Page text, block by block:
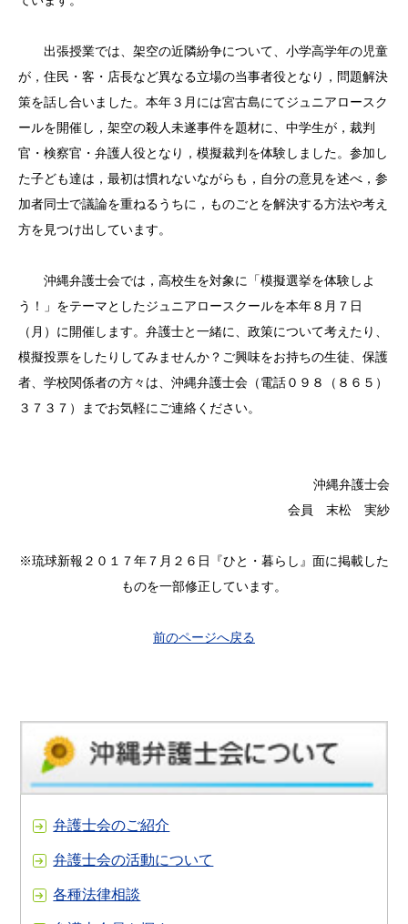
出張授業では、架空の近隣紛争について、小学高学年の児童
が，住民・客・店長など異なる立場の当事者役となり，問題解決
策を話し合いました。本年３月には宮古島にてジュニアロースク
ールを開催し，架空の殺人未遂事件を題材に、中学生が，裁判
官・検察官・弁護人役となり，模擬裁判を体験しました。参加し
た子ども達は，最初は慣れないながらも，自分の意見を述べ，参
加者同士で議論を重ねるうちに，ものごとを解決する方法や考え
方を見つけ出しています。
沖縄弁護士会では，高校生を対象に「模擬選挙を体験しよ
う！」をテーマとしたジュニアロースクールを本年８月７日
（月）に開催します。弁護士と一緒に、政策について考えたり、
模擬投票をしたりしてみませんか？ご興味をお持ちの生徒、保護
者、学校関係者の方々は、沖縄弁護士会（電話０９８（８６５）
３７３７）までお気軽にご連絡ください。
沖縄弁護士会
会員 末松 実紗
※琉球新報２０１７年７月２６日『ひと・暮らし』面に掲載した
ものを一部修正しています。
前のページへ戻る
弁護士会のご紹介
弁護士会の活動について
各種法律相談